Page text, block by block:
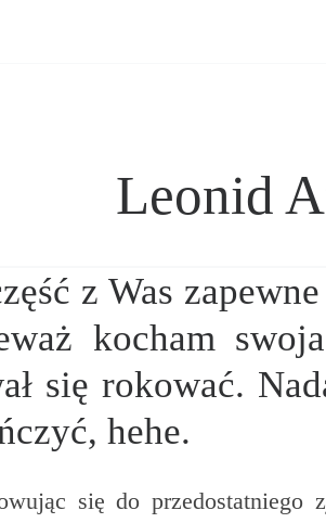
Leonid
z Was
kocham
się rokować.
hehe.
się do przedostatniego